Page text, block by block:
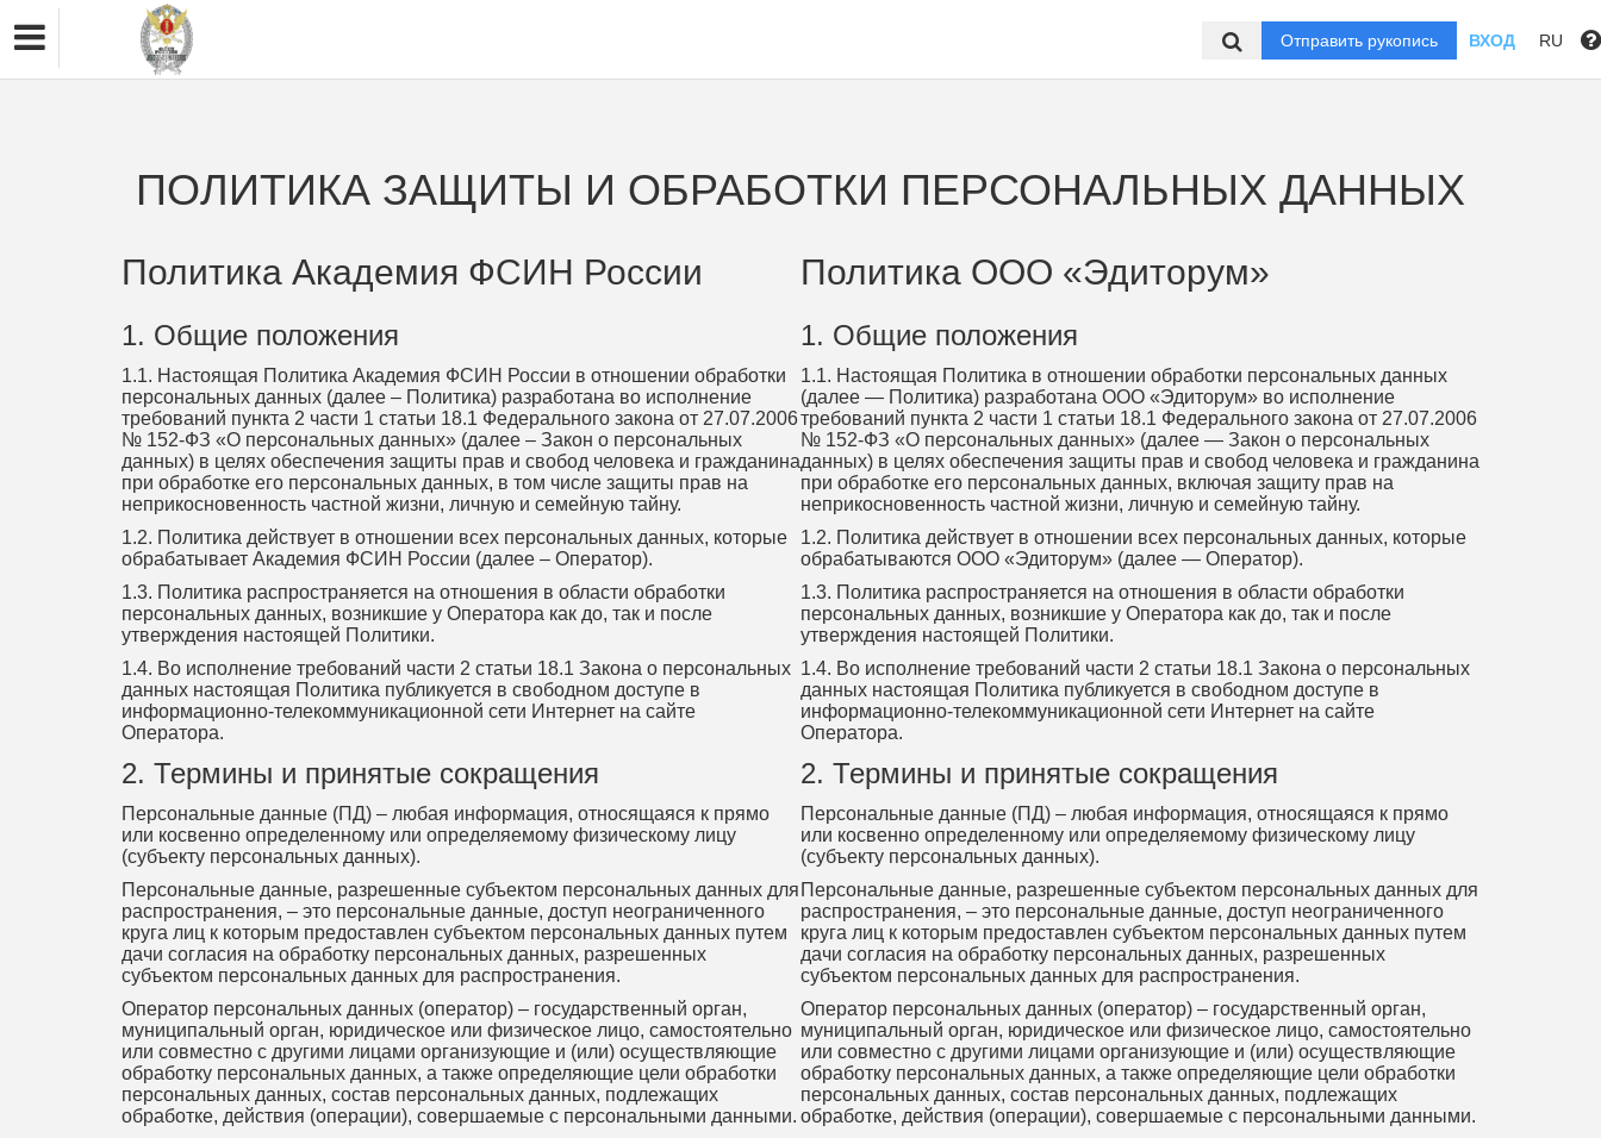
Отправить рукопись ВХОД RU
ПОЛИТИКА ЗАЩИТЫ И ОБРАБОТКИ ПЕРСОНАЛЬНЫХ ДАННЫХ
Политика Академия ФСИН России
1. Общие положения
1.1. Настоящая Политика Академия ФСИН России в отношении обработки
персональных данных (далее – Политика) разработана во исполнение
требований пункта 2 части 1 статьи 18.1 Федерального закона от 27.07.2006
№ 152-ФЗ «О персональных данных» (далее – Закон о персональных
данных) в целях обеспечения защиты прав и свобод человека и гражданина
при обработке его персональных данных, в том числе защиты прав на
неприкосновенность частной жизни, личную и семейную тайну.
1.2. Политика действует в отношении всех персональных данных, которые
обрабатывает Академия ФСИН России (далее – Оператор).
1.3. Политика распространяется на отношения в области обработки
персональных данных, возникшие у Оператора как до, так и после
утверждения настоящей Политики.
1.4. Во исполнение требований части 2 статьи 18.1 Закона о персональных
данных настоящая Политика публикуется в свободном доступе в
информационно-телекоммуникационной сети Интернет на сайте
Оператора.
2. Термины и принятые сокращения
Персональные данные (ПД) – любая информация, относящаяся к прямо
или косвенно определенному или определяемому физическому лицу
(субъекту персональных данных).
Персональные данные, разрешенные субъектом персональных данных для
распространения, – это персональные данные, доступ неограниченного
круга лиц к которым предоставлен субъектом персональных данных путем
дачи согласия на обработку персональных данных, разрешенных
субъектом персональных данных для распространения.
Оператор персональных данных (оператор) – государственный орган,
муниципальный орган, юридическое или физическое лицо, самостоятельно
или совместно с другими лицами организующие и (или) осуществляющие
обработку персональных данных, а также определяющие цели обработки
персональных данных, состав персональных данных, подлежащих
обработке, действия (операции), совершаемые с персональными данными.
Политика ООО «Эдиторум»
1. Общие положения
1.1. Настоящая Политика в отношении обработки персональных данных
(далее — Политика) разработана ООО «Эдиторум» во исполнение
требований пункта 2 части 1 статьи 18.1 Федерального закона от 27.07.2006
№ 152-ФЗ «О персональных данных» (далее — Закон о персональных
данных) в целях обеспечения защиты прав и свобод человека и гражданина
при обработке его персональных данных, включая защиту прав на
неприкосновенность частной жизни, личную и семейную тайну.
1.2. Политика действует в отношении всех персональных данных, которые
обрабатываются ООО «Эдиторум» (далее — Оператор).
1.3. Политика распространяется на отношения в области обработки
персональных данных, возникшие у Оператора как до, так и после
утверждения настоящей Политики.
1.4. Во исполнение требований части 2 статьи 18.1 Закона о персональных
данных настоящая Политика публикуется в свободном доступе в
информационно-телекоммуникационной сети Интернет на сайте
Оператора.
2. Термины и принятые сокращения
Персональные данные (ПД) – любая информация, относящаяся к прямо
или косвенно определенному или определяемому физическому лицу
(субъекту персональных данных).
Персональные данные, разрешенные субъектом персональных данных для
распространения, – это персональные данные, доступ неограниченного
круга лиц к которым предоставлен субъектом персональных данных путем
дачи согласия на обработку персональных данных, разрешенных
субъектом персональных данных для распространения.
Оператор персональных данных (оператор) – государственный орган,
муниципальный орган, юридическое или физическое лицо, самостоятельно
или совместно с другими лицами организующие и (или) осуществляющие
обработку персональных данных, а также определяющие цели обработки
персональных данных, состав персональных данных, подлежащих
обработке, действия (операции), совершаемые с персональными данными.